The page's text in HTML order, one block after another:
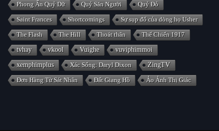
Phong Ấn Quỷ Dữ Quỷ Săn Người Quỷ Đỏ
Saint Frances Shortcomings Sự sụp đổ của dòng họ Usher
The Flash The Hill Thoát thân Thế Chiến 1917
tvhay vkool Vuighe vuviphimmoi
xemphimplus Xác Sống: Daryl Dixon ZingTV
Đơn Hàng Từ Sát Nhân Đất Giang Hồ Ảo Ảnh Thị Giác